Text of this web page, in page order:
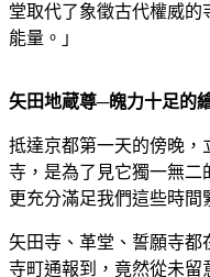
堂取代了象徵古代權威的
能量。」
矢田地蔵尊─魄力十足的
抵達京都第一天的傍晚，
寺，是為了見它獨一無二
更充分滿足我們這些時間
矢田寺、革堂、誓願寺都
寺町通報到，竟然從未留